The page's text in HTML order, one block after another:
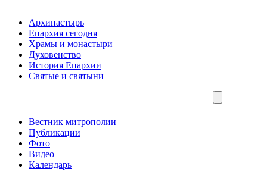
Архипастырь
Епархия сегодня
Храмы и монастыри
Духовенство
История Епархии
Святые и святыни
Вестник митрополии
Публикации
Фото
Видео
Календарь